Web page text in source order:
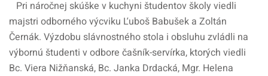
Pri náročnej skúške v kuchyni študentov školy viedli
majstri odborného výcviku Ľuboš Babušek a Zoltán
Černák. Výzdobu slávnostného stola i obsluhu zvládli na
výbornú študenti v odbore čašník-servírka, ktorých viedli
Bc. Viera Nižňanská, Bc. Janka Drdacká, Mgr. Helena